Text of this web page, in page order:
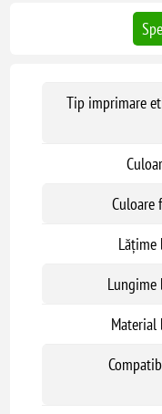
Tip imprimare
Culoare
Lățime
Lungime
Material